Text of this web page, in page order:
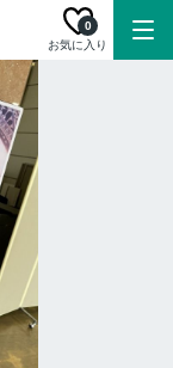
お気に入り
0